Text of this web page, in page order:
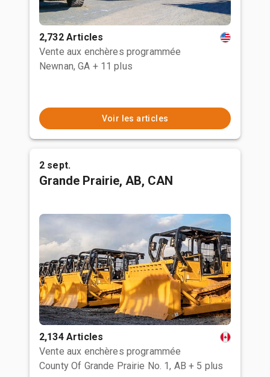
2,732 Articles
Vente aux enchères programmée
Newnan, GA + 11 plus
Voir les articles
2 sept.
Grande Prairie, AB, CAN
2,134 Articles
Vente aux enchères programmée
County Of Grande Prairie No. 1, AB + 5 plus